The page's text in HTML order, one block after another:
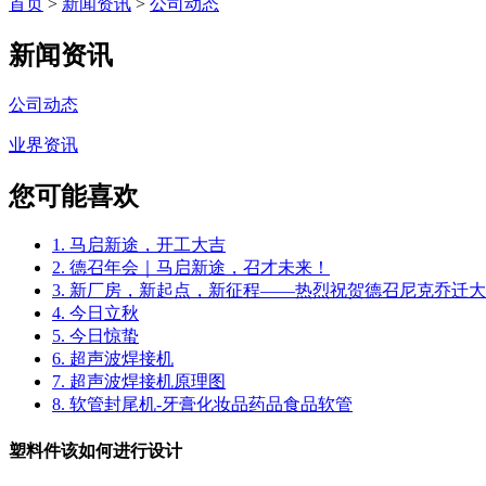
新闻资讯
公司动态
业界资讯
您可能喜欢
1. 马启新途，开工大吉
2. 德召年会｜马启新途，召才未来！
3. 新厂房，新起点，新征程——热烈祝贺德召尼克乔迁
4. 今日立秋
5. 今日惊蛰
6. 超声波焊接机
7. 超声波焊接机原理图
8. 软管封尾机-牙膏化妆品药品食品软管
塑料件该如何进行设计